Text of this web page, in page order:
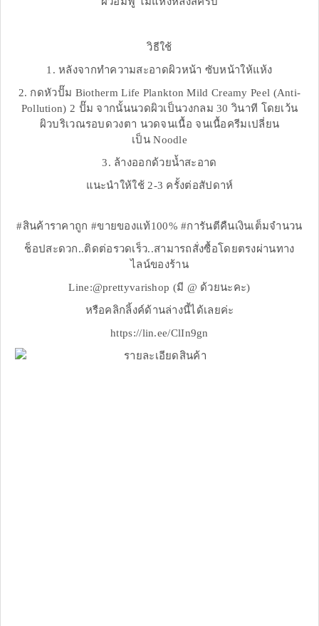
วิธีใช้
1. หลังจากทำความสะอาดผิวหน้า ซับหน้าให้แห้ง
2. กดหัวปั๊ม Biotherm Life Plankton Mild Creamy Peel (Anti-
Pollution) 2 ปั๊ม จากนั้นนวดผิวเป็นวงกลม 30 วินาที โดยเว้น
ผิวบริเวณรอบดวงตา นวดจนเนื้อ จนเนื้อครีมเปลี่ยน
เป็น Noodle
3. ล้างออกด้วยน้ำสะอาด
แนะนำให้ใช้ 2-3 ครั้งต่อสัปดาห์
#สินค้าราคาถูก #ขายของแท้100% #การันตีคืนเงินเต็มจำนวน
ช็อปสะดวก..ติดต่อรวดเร็ว..สามารถสั่งซื้อโดยตรงผ่านทาง
ไลน์ของร้าน
Line:@prettyvarishop (มี @ ด้วยนะคะ)
หรือคลิกลิ้งค์ด้านล่างนี้ได้เลยค่ะ
https://lin.ee/ClIn9gn